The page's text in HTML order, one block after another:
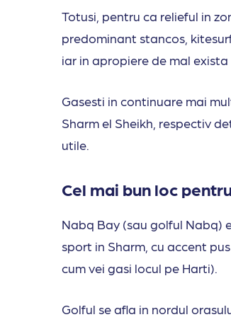
Totusi, pentru ca relieful in
predominant stancos,
iar in apropiere de mal
Gasesti in continuare mai
Sharm el Sheikh, respectiv
utile.
Cel mai bun loc
Nabq Bay (sau golful Nabq)
sport in Sharm, cu accent
cum vei gasi locul pe Harti).
Golful se afla in nordul